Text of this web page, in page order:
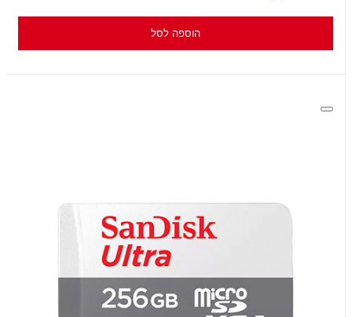
הוספה לסל